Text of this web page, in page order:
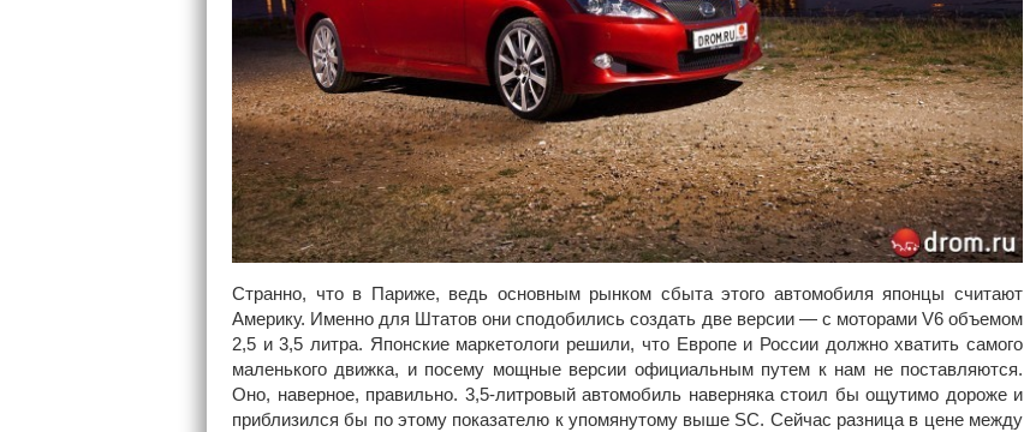
Странно, что в Париже, ведь основным рынком сбыта этого автомобиля японцы считают
Америку. Именно для Штатов они сподобились создать две версии — с моторами V6 объемом
2,5 и 3,5 литра. Японские маркетологи решили, что Европе и России должно хватить самого
маленького движка, и посему мощные версии официальным путем к нам не поставляются.
Оно, наверное, правильно. 3,5-литровый автомобиль наверняка стоил бы ощутимо дороже и
приблизился бы по этому показателю к упомянутому выше SC. Сейчас разница в цене между